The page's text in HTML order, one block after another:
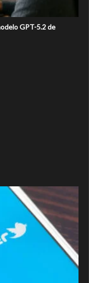
GPT-5.2 de